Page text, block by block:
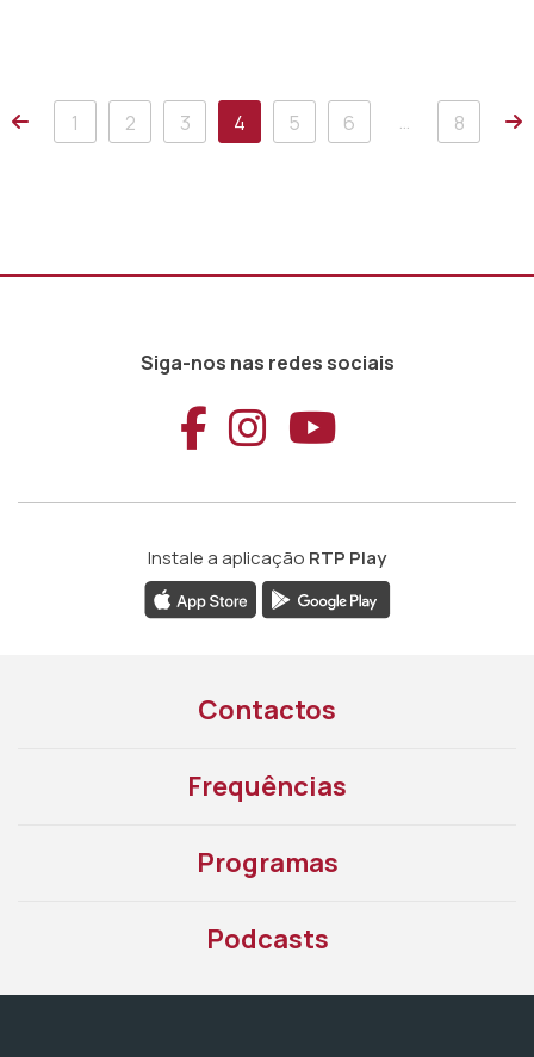
Anterior
1 2 3 4 5 6 … 8
Siga-nos nas redes sociais
Aceder ao
Aceder ao
Aceder
Instale a aplicação RTP Play
Contactos
Frequências
Programas
Podcasts